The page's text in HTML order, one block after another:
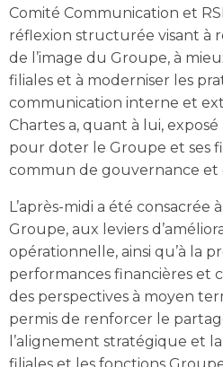
Comité Communication et
réflexion structurée visant à
de l’image du Groupe, à
filiales et à moderniser les
communication interne et
Chartes a, quant à lui,
pour doter le Groupe et ses
commun de gouvernance et
L’après-midi a été consacrée
Groupe, aux leviers
opérationnelle, ainsi qu’à la
performances financières et
des perspectives à moyen
permis de renforcer le
l’alignement stratégique et